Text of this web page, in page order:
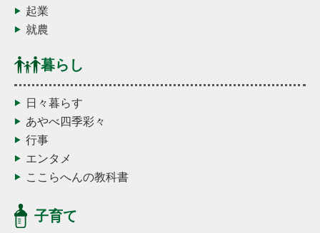
起業
就農
暮らし
日々暮らす
あやべ四季彩々
行事
エンタメ
ここらへんの教科書
子育て